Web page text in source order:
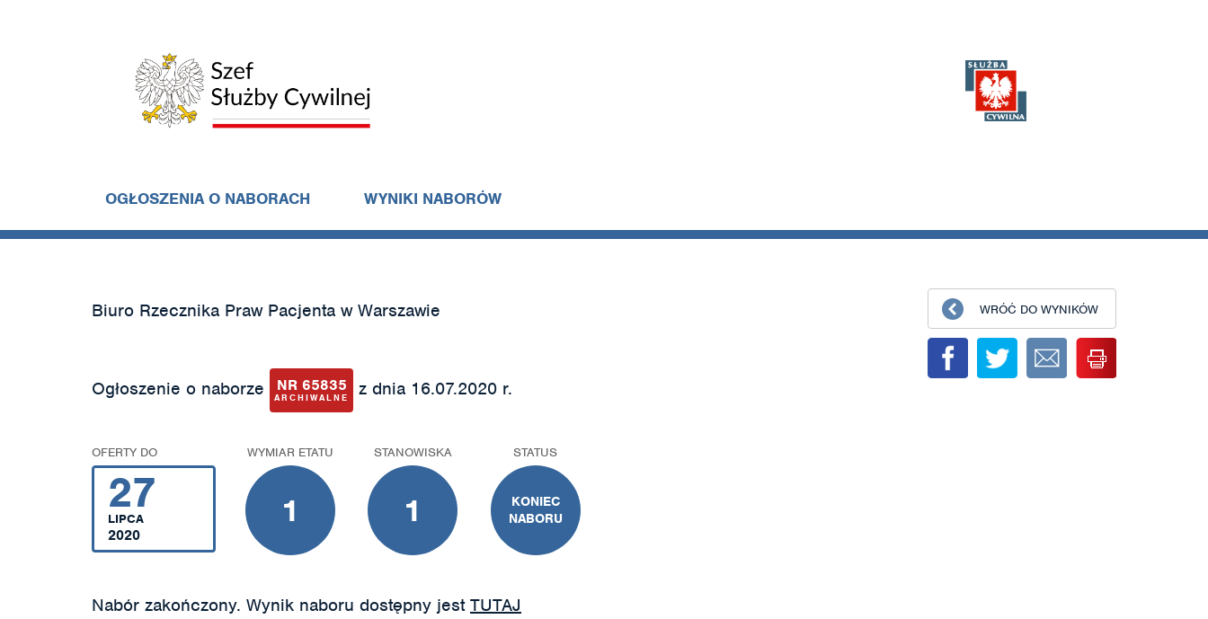
OGŁOSZENIA O NABORACH WYNIKI NABORÓW
Biuro Rzecznika Praw Pacjenta w Warszawie
Ogłoszenie o naborze NR 65835
ARCHIWALNE z dnia 16.07.2020 r.
OFERTY DO
27
LIPCA
2020
WYMIAR ETATU
1
STANOWISKA
1
STATUS
KONIEC
NABORU
Nabór zakończony. Wynik naboru dostępny jest TUTAJ
WRÓĆ DO WYNIKÓW